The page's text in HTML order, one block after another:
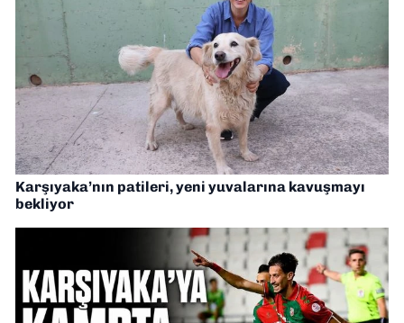
Karşıyaka’nın patileri, yeni yuvalarına kavuşmayı
bekliyor